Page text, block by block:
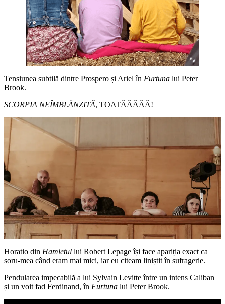
Tensiunea subtilă dintre Prospero și Ariel în Furtuna lui Peter
Brook.
SCORPIA NEÎMBLÂNZITĂ, TOATĂĂĂĂĂ!
Horatio din Hamletul lui Robert Lepage își face apariția exact ca
soru-mea când eram mai mici, iar eu citeam liniștit în sufragerie.
Pendularea impecabilă a lui Sylvain Levitte între un intens Caliban
și un voit fad Ferdinand, în Furtuna lui Peter Brook.